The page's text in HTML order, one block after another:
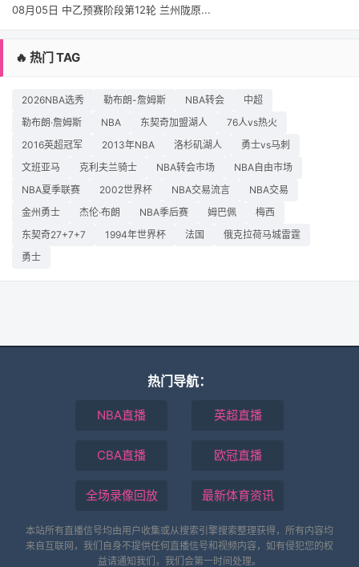
08月05日 中乙预赛阶段第12轮 兰州陇原...
🔥 热门 TAG
2026NBA选秀 勒布朗-詹姆斯 NBA转会
中超
勒布朗·詹姆斯
NBA 东契奇加盟湖人
76人vs热火
2016英超冠军
2013年NBA 洛杉矶湖人
勇士vs马刺
文班亚马
克利夫兰骑士 NBA转会市场
NBA自由市场
NBA夏季联赛
2002世界杯 NBA交易流言
NBA交易
金州勇士
杰伦·布朗 NBA季后赛 姆巴佩
梅西
东契奇27+7+7
1994年世界杯 法国
俄克拉荷马城雷霆
勇士
热门导航：
NBA直播 英超直播
CBA直播 欧冠直播
全场录像回放 最新体育资讯
本站所有直播信号均由用户收集或从搜索引擎搜索整理获得，所有内容均
来自互联网，我们自身不提供任何直播信号和视频内容，如有侵犯您的权
益请通知我们，我们会第一时间处理。